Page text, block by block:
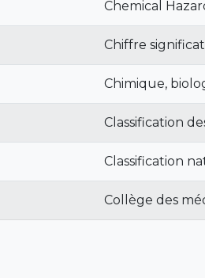
Chemical
Chiffre
Chimique,
Classification
Classification
Collège des